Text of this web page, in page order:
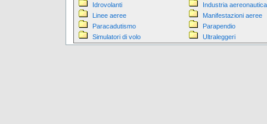
Idrovolanti
Industria aereonautica
Linee aeree
Manifestazioni aeree
Paracadutismo
Parapendio
Simulatori di volo
Ultraleggeri